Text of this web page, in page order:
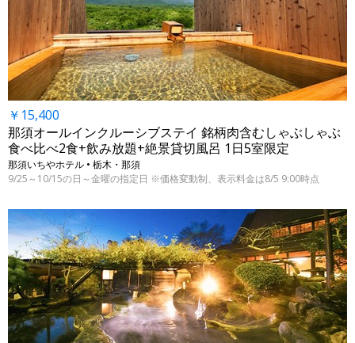
￥15,400
那須オールインクルーシブステイ 銘柄肉含むしゃぶしゃぶ
食べ比べ2食+飲み放題+絶景貸切風呂 1日5室限定
那須いちやホテル • 栃木・那須
9/25～10/15の日～金曜の指定日 ※価格変動制、表示料金は8/5 9:00時点